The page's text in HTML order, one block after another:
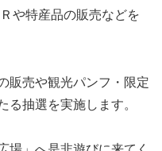
や特産品の販売などを
販売や観光パンフ・限定
る抽選を実施します。